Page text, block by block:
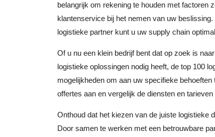
belangrijk om rekening te houden met factoren
klantenservice bij het nemen van uw
logistieke partner kunt u uw supply chain
Of u nu een klein bedrijf bent dat op zoek is
logistieke oplossingen nodig heeft, de top 100
mogelijkheden om aan uw specifieke
offertes aan en vergelijk de diensten en
Onthoud dat het kiezen van de juiste logistieke
Door samen te werken met een betrouwbare